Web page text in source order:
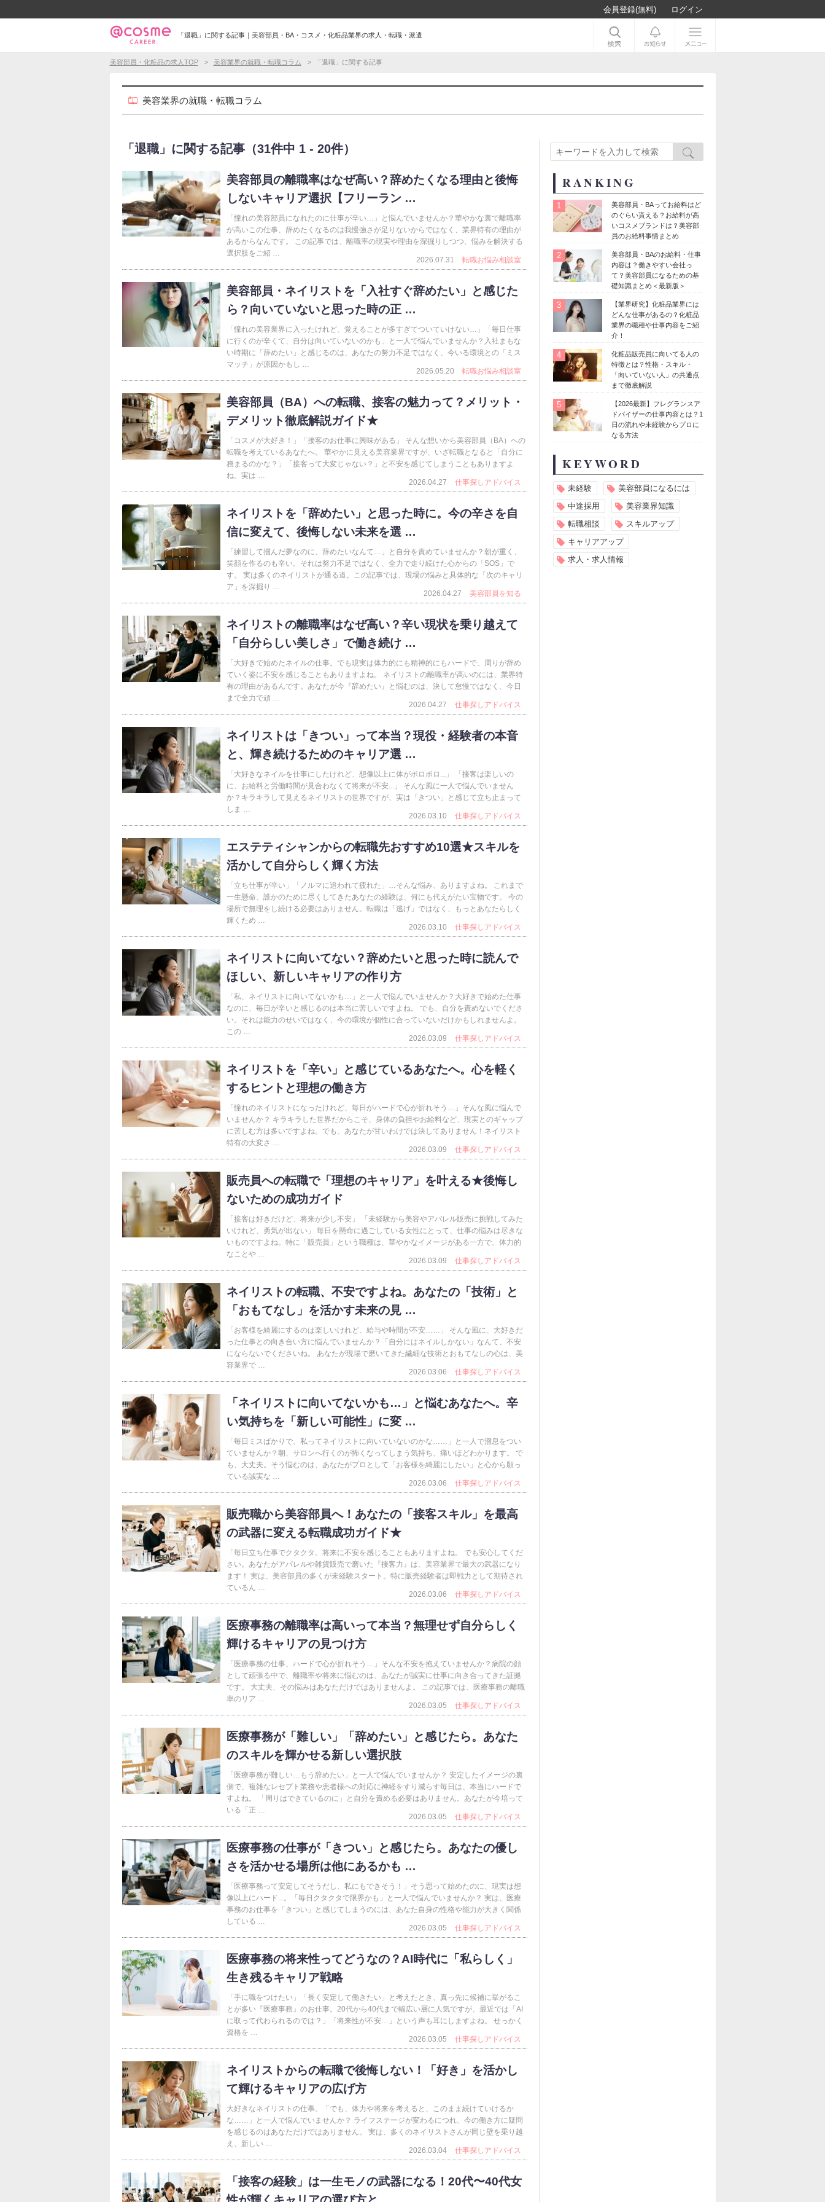
会員登録(無料) ログイン
「退職」に関する記事｜美容部員・BA・コスメ・化粧品業界の求人・転職・派遣
美容部員・化粧品の求人TOP 美容業界の就職・転職コラム 「退職」に関する記事
美容業界の就職・転職コラム
「退職」に関する記事（31件中 1 - 20件）
美容部員の離職率はなぜ高い？辞めたくなる理由と後悔
しないキャリア選択【フリーラン …
「憧れの美容部員になれたのに仕事が辛い…」と悩んでいませんか？華やかな裏で離職率
が高いこの仕事、辞めたくなるのは我慢強さが足りないからではなく、業界特有の理由が
あるからなんです。 この記事では、離職率の現実や理由を深掘りしつつ、悩みを解決する
選択肢をご紹 …
2026.07.31
転職お悩み相談室
美容部員・ネイリストを「入社すぐ辞めたい」と感じた
ら？向いていないと思った時の正 …
「憧れの美容業界に入ったけれど、覚えることが多すぎてついていけない…」「毎日仕事
に行くのが辛くて、自分は向いていないのかも」と一人で悩んでいませんか？入社まもな
い時期に「辞めたい」と感じるのは、あなたの努力不足ではなく、今いる環境との「ミス
マッチ」が原因かもし …
2026.05.20
転職お悩み相談室
美容部員（BA）への転職、接客の魅力って？メリット・
デメリット徹底解説ガイド★
「コスメが大好き！」「接客のお仕事に興味がある」 そんな想いから美容部員（BA）への
転職を考えているあなたへ。 華やかに見える美容業界ですが、いざ転職となると「自分に
務まるのかな？」「接客って大変じゃない？」と不安を感じてしまうこともありますよ
ね。実は …
2026.04.27
仕事探しアドバイス
ネイリストを「辞めたい」と思った時に。今の辛さを自
信に変えて、後悔しない未来を選 …
「練習して掴んだ夢なのに、辞めたいなんて…」と自分を責めていませんか？朝が重く、
笑顔を作るのも辛い。それは努力不足ではなく、全力で走り続けた心からの「SOS」で
す。 実は多くのネイリストが通る道。この記事では、現場の悩みと具体的な「次のキャリ
ア」を深掘り …
2026.04.27
美容部員を知る
ネイリストの離職率はなぜ高い？辛い現状を乗り越えて
「自分らしい美しさ」で働き続け …
「大好きで始めたネイルの仕事。でも現実は体力的にも精神的にもハードで、周りが辞め
ていく姿に不安を感じることもありますよね。 ネイリストの離職率が高いのには、業界特
有の理由があるんです。あなたが今『辞めたい』と悩むのは、決して怠慢ではなく、今日
まで全力で頑 …
2026.04.27
仕事探しアドバイス
ネイリストは「きつい」って本当？現役・経験者の本音
と、輝き続けるためのキャリア選 …
「大好きなネイルを仕事にしたけれど、想像以上に体がボロボロ...」 「接客は楽しいの
に、お給料と労働時間が見合わなくて将来が不安...」 そんな風に一人で悩んでいません
か？キラキラして見えるネイリストの世界ですが、実は「きつい」と感じて立ち止まって
しま …
2026.03.10
仕事探しアドバイス
エステティシャンからの転職先おすすめ10選★スキルを
活かして自分らしく輝く方法
「立ち仕事が辛い」「ノルマに追われて疲れた」…そんな悩み、ありますよね。 これまで
一生懸命、誰かのために尽くしてきたあなたの経験は、何にも代えがたい宝物です。 今の
場所で無理をし続ける必要はありません。転職は「逃げ」ではなく、もっとあなたらしく
輝くため …
2026.03.10
仕事探しアドバイス
ネイリストに向いてない？辞めたいと思った時に読んで
ほしい、新しいキャリアの作り方
「私、ネイリストに向いてないかも…」と一人で悩んでいませんか？大好きで始めた仕事
なのに、毎日が辛いと感じるのは本当に苦しいですよね。 でも、自分を責めないでくださ
い。それは能力のせいではなく、今の環境が個性に合っていないだけかもしれませんよ。
この …
2026.03.09
仕事探しアドバイス
ネイリストを「辛い」と感じているあなたへ。心を軽く
するヒントと理想の働き方
「憧れのネイリストになったけれど、毎日がハードで心が折れそう…」そんな風に悩んで
いませんか？ キラキラした世界だからこそ、身体の負担やお給料など、現実とのギャップ
に苦しむ方は多いですよね。でも、あなたが甘いわけでは決してありません！ネイリスト
特有の大変さ …
2026.03.09
仕事探しアドバイス
販売員への転職で「理想のキャリア」を叶える★後悔し
ないための成功ガイド
「接客は好きだけど、将来が少し不安」 「未経験から美容やアパレル販売に挑戦してみた
いけれど、勇気が出ない」 毎日を懸命に過ごしている女性にとって、仕事の悩みは尽きな
いものですよね。特に「販売員」という職種は、華やかなイメージがある一方で、体力的
なことや …
2026.03.09
仕事探しアドバイス
ネイリストの転職、不安ですよね。あなたの「技術」と
「おもてなし」を活かす未来の見 …
「お客様を綺麗にするのは楽しいけれど、給与や時間が不安……」 そんな風に、大好きだ
った仕事との向き合い方に悩んでいませんか？「自分にはネイルしかない」なんて、不安
にならないでくださいね。 あなたが現場で磨いてきた繊細な技術とおもてなしの心は、美
容業界で …
2026.03.06
仕事探しアドバイス
「ネイリストに向いてないかも…」と悩むあなたへ。辛
い気持ちを「新しい可能性」に変 …
「毎日ミスばかりで、私ってネイリストに向いていないのかな……」と一人で溜息をつい
ていませんか？朝、サロンへ行くのが怖くなってしまう気持ち、痛いほどわかります。 で
も、大丈夫。そう悩むのは、あなたがプロとして「お客様を綺麗にしたい」と心から願っ
ている誠実な …
2026.03.06
仕事探しアドバイス
販売職から美容部員へ！あなたの「接客スキル」を最高
の武器に変える転職成功ガイド★
「毎日立ち仕事でクタクタ。将来に不安を感じることもありますよね。 でも安心してくだ
さい。あなたがアパレルや雑貨販売で磨いた『接客力』は、美容業界で最大の武器になり
ます！ 実は、美容部員の多くが未経験スタート。特に販売経験者は即戦力として期待され
ているん …
2026.03.06
仕事探しアドバイス
医療事務の離職率は高いって本当？無理せず自分らしく
輝けるキャリアの見つけ方
「医療事務の仕事、ハードで心が折れそう…」そんな不安を抱えていませんか？病院の顔
として頑張る中で、離職率や将来に悩むのは、あなたが誠実に仕事に向き合ってきた証拠
です。 大丈夫、その悩みはあなただけではありませんよ。 この記事では、医療事務の離職
率のリア …
2026.03.05
仕事探しアドバイス
医療事務が「難しい」「辞めたい」と感じたら。あなた
のスキルを輝かせる新しい選択肢
「医療事務が難しい…もう辞めたい」と一人で悩んでいませんか？ 安定したイメージの裏
側で、複雑なレセプト業務や患者様への対応に神経をすり減らす毎日は、本当にハードで
すよね。 「周りはできているのに」と自分を責める必要はありません。あなたが今培って
いる「正 …
2026.03.05
仕事探しアドバイス
医療事務の仕事が「きつい」と感じたら。あなたの優し
さを活かせる場所は他にあるかも …
「医療事務って安定してそうだし、私にもできそう！」そう思って始めたのに、現実は想
像以上にハード...。「毎日クタクタで限界かも」と一人で悩んでいませんか？ 実は、医療
事務のお仕事を「きつい」と感じてしまうのには、あなた自身の性格や能力が大きく関係
している …
2026.03.05
仕事探しアドバイス
医療事務の将来性ってどうなの？AI時代に「私らしく」
生き残るキャリア戦略
「手に職をつけたい」「長く安定して働きたい」と考えたとき、真っ先に候補に挙がるこ
とが多い『医療事務』のお仕事。20代から40代まで幅広い層に人気ですが、最近では「AI
に取って代わられるのでは？」「将来性が不安…」という声も耳にしますよね。 せっかく
資格を …
2026.03.05
仕事探しアドバイス
ネイリストからの転職で後悔しない！「好き」を活かし
て輝けるキャリアの広げ方
大好きなネイリストの仕事。「でも、体力や将来を考えると、このまま続けていけるか
な……」と一人で悩んでいませんか？ ライフステージが変わるにつれ、今の働き方に疑問
を感じるのはあなただけではありません。 実は、多くのネイリストさんが同じ壁を乗り越
え、新しい …
2026.03.04
仕事探しアドバイス
「接客の経験」は一生モノの武器になる！20代〜40代女
RANKING
1
美容部員・BAってお給料はど
のぐらい貰える？お給料が高
いコスメブランドは？美容部
員のお給料事情まとめ
2
美容部員・BAのお給料・仕事
内容は？働きやすい会社っ
て？美容部員になるための基
礎知識まとめ＜最新版＞
3
【業界研究】化粧品業界には
どんな仕事があるの？化粧品
業界の職種や仕事内容をご紹
介！
4
化粧品販売員に向いてる人の
特徴とは？性格・スキル・
「向いていない人」の共通点
まで徹底解説
5
【2026最新】フレグランスア
ドバイザーの仕事内容とは？1
日の流れや未経験からプロに
なる方法
KEYWORD
未経験
美容部員になるには
中途採用
美容業界知識
転職相談
スキルアップ
キャリアアップ
求人・求人情報